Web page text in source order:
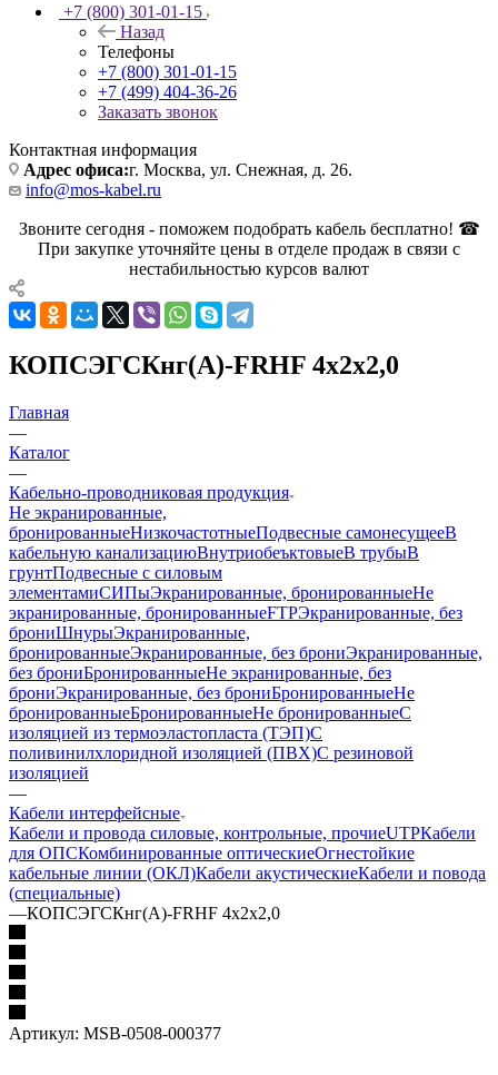
+7 (800) 301-01-15
Назад
Телефоны
+7 (800) 301-01-15
+7 (499) 404-36-26
Заказать звонок
Контактная информация
Адрес офиса:г. Москва, ул. Снежная, д. 26.
info@mos-kabel.ru
Звоните сегодня - поможем подобрать кабель бесплатно! ☎
При закупке уточняйте цены в отделе продаж в связи с
нестабильностью курсов валют
КОПСЭГСКнг(А)-FRHF 4х2х2,0
Главная
—
Каталог
—
Кабельно-проводниковая продукция
Не экранированные,
бронированныеНизкочастотныеПодвесные самонесущееВ
кабельную канализациюВнутриобеъктовыеВ трубыВ
грунтПодвесные с силовым
элементамиСИПыЭкранированные, бронированныеНе
экранированные, бронированныеFTPЭкранированные, без
брониШнурыЭкранированные,
бронированныеЭкранированные, без брониЭкранированные,
без брониБронированныеНе экранированные, без
брониЭкранированные, без брониБронированныеНе
бронированныеБронированныеНе бронированныеС
изоляцией из термоэластопласта (ТЭП)С
поливинилхлоридной изоляцией (ПВХ)С резиновой
изоляцией
—
Кабели интерфейсные
Кабели и провода силовые, контрольные, прочиеUTPКабели
для ОПСКомбинированные оптическиеОгнестойкие
кабельные линии (ОКЛ)Кабели акустическиеКабели и повода
(специальные)
—КОПСЭГСКнг(А)-FRHF 4х2х2,0
Артикул: MSB-0508-000377